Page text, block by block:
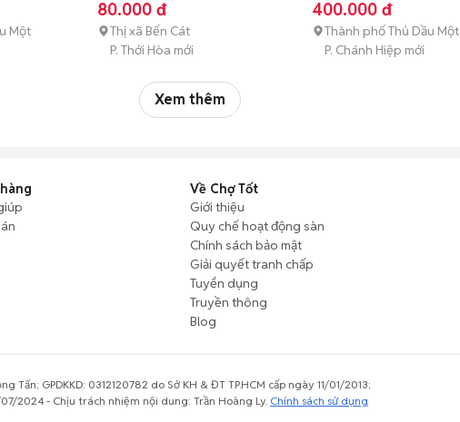
Một
3 tháng tuổi)
80.000 đ
Thị xã Bến Cát
P. Thới Hòa mới
tháng tuổi)
400.000 đ
Thành phố Thủ Dầu Một
P. Chánh Hiệp mới
Xem thêm
Về Chợ Tốt
Giới thiệu
Quy chế hoạt động sàn
Chính sách bảo mật
Giải quyết tranh chấp
Tuyển dụng
Truyền thông
Blog
GPDKKD: 0312120782 do Sở KH & ĐT TP.HCM cấp ngày 11/01/2013;
2024 - Chịu trách nhiệm nội dung: Trần Hoàng Ly. Chính sách sử dụng